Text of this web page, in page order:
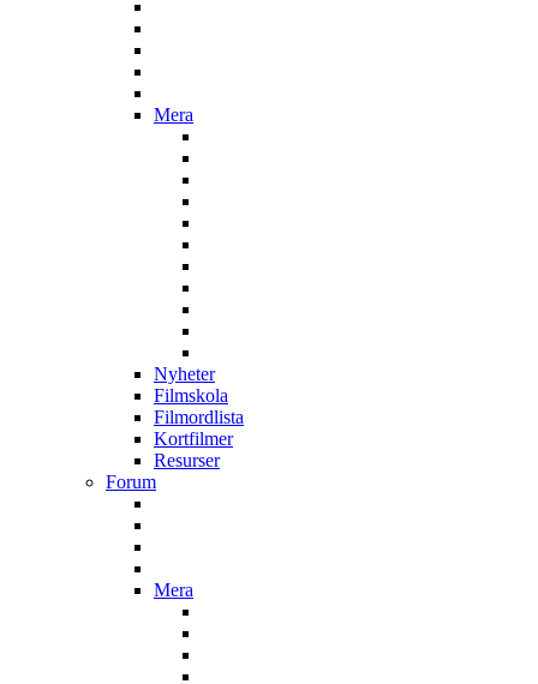
Mera
Nyheter
Filmskola
Filmordlista
Kortfilmer
Resurser
Forum
Mera